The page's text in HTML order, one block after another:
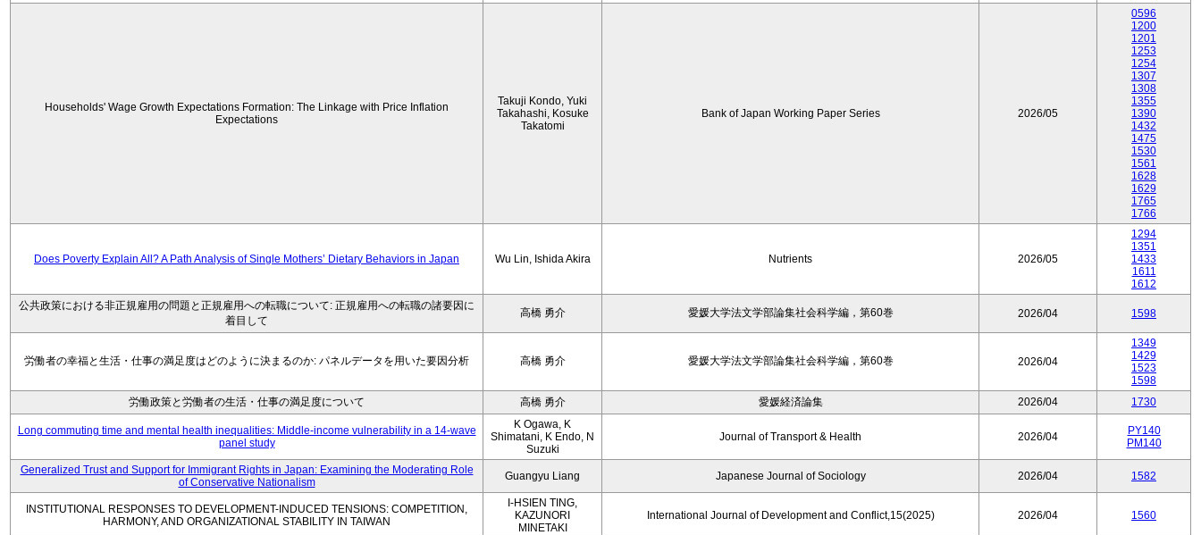
Households' Wage Growth Expectations Formation: The Linkage with Price Inflation
Expectations
Takuji Kondo, Yuki
Takahashi, Kosuke
Takatomi
Bank of Japan Working Paper Series 2026/05
0596
1200
1201
1253
1254
1307
1308
1355
1390
1432
1475
1530
1561
1628
1629
1765
1766
Does Poverty Explain All? A Path Analysis of Single Mothers’ Dietary Behaviors in Japan Wu Lin, Ishida Akira Nutrients 2026/05
1294
1351
1433
1611
1612
公共政策における非正規雇用の問題と正規雇用への転職について: 正規雇用への転職の諸要因に
着目して
高橋 勇介 愛媛大学法文学部論集社会科学編，第60巻 2026/04 1598
労働者の幸福と生活・仕事の満足度はどのように決まるのか: パネルデータを用いた要因分析 高橋 勇介 愛媛大学法文学部論集社会科学編，第60巻 2026/04
1349
1429
1523
1598
労働政策と労働者の生活・仕事の満足度について
高橋 勇介 愛媛経済論集 2026/04 1730
Long commuting time and mental health inequalities: Middle-income vulnerability in a 14-wave
panel study
K Ogawa, K
Shimatani, K Endo, N
Suzuki
Journal of Transport & Health 2026/04
PY140
PM140
Generalized Trust and Support for Immigrant Rights in Japan: Examining the Moderating Role
of Conservative Nationalism
Guangyu Liang Japanese Journal of Sociology 2026/04 1582
INSTITUTIONAL RESPONSES TO DEVELOPMENT-INDUCED TENSIONS: COMPETITION,
HARMONY, AND ORGANIZATIONAL STABILITY IN TAIWAN
I-HSIEN TING,
KAZUNORI
MINETAKI
International Journal of Development and Conflict,15(2025) 2026/04 1560